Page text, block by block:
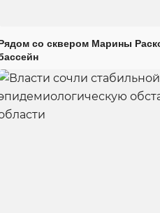
со сквером Марины